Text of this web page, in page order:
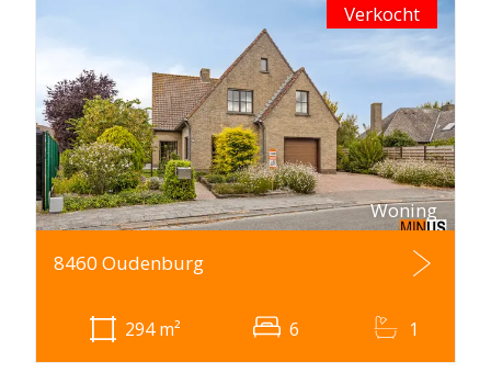
Verkocht
Woning
8460 Oudenburg
294m² 6 1